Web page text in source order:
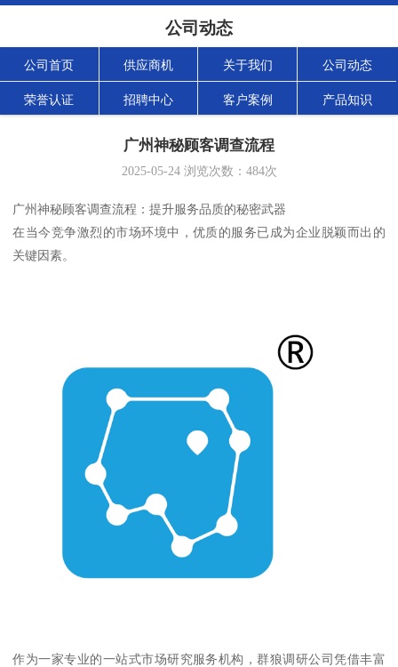
公司动态
公司首页 供应商机 关于我们 公司动态
荣誉认证 招聘中心 客户案例 产品知识
广州神秘顾客调查流程
2025-05-24浏览次数： 484次
广州神秘顾客调查流程：提升服务品质的秘密武器
在当今竞争激烈的市场环境中，优质的服务已成为企业脱颖而出的
关键因素。
作为一家专业的一站式市场研究服务机构，群狼调研公司凭借丰富